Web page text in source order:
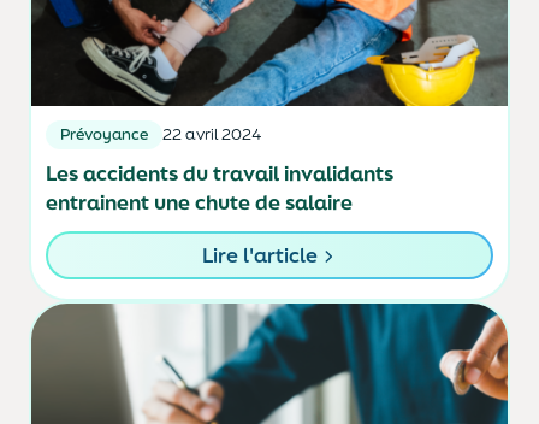
Prévoyance 22 avril 2024
Les accidents du travail invalidants
entrainent une chute de salaire
Lire l'article